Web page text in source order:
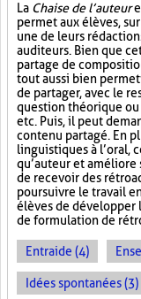
La Chaise de l’auteur
permet aux élèves,
une de leurs
auditeurs. Bien que
partage de
tout aussi bien
de partager, avec le
question théorique
etc. Puis, il peut
contenu partagé. En
linguistiques à l’oral,
qu’auteur et
de recevoir des
poursuivre le travail
élèves de
de formulation de
Entraide (4)
Idées spontanées (3)